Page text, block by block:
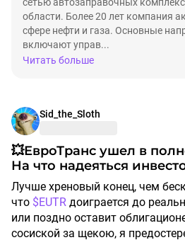
области. Более 20 лет компания
сфере нефти и газа. Основные
включают управ...
Читать больше
Sid_the_Sloth
💥ЕвроТранс ушел в полноценный дефолт.
На что надеяться
Лучше хреновый конец, чем бесконечная хрень. О том,
что $EUTR доиграется до
или поздно оставит
сосиской за щекою, я